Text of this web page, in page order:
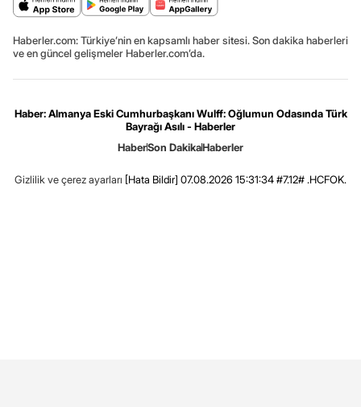
Haberler.com: Türkiye’nin en kapsamlı haber sitesi. Son dakika haberleri
ve en güncel gelişmeler Haberler.com’da.
Haber: Almanya Eski Cumhurbaşkanı Wulff: Oğlumun Odasında Türk
Bayrağı Asılı - Haberler
HaberSon DakikaHaberler
Gizlilik ve çerez ayarları [Hata Bildir] 07.08.2026 15:31:34 #7.12# .HCFOK.